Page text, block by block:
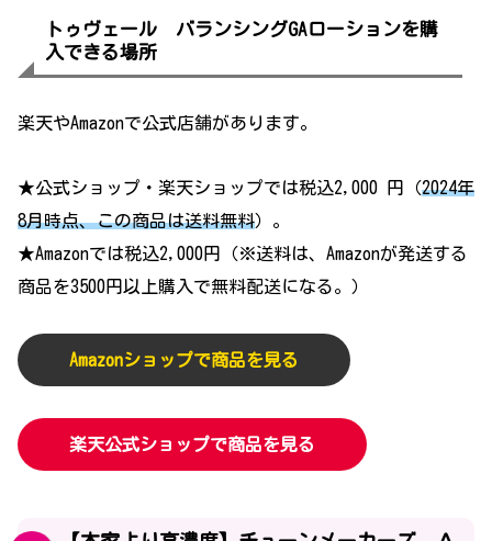
トゥヴェール バランシングGAローションを購
入できる場所
楽天やAmazonで公式店舗があります。
★公式ショップ・楽天ショップでは税込2,000 円（2024年
8月時点、この商品は送料無料）。
★Amazonでは税込2,000円（※送料は、Amazonが発送する
商品を3500円以上購入で無料配送になる。）
Amazonショップで商品を見る
楽天公式ショップで商品を見る